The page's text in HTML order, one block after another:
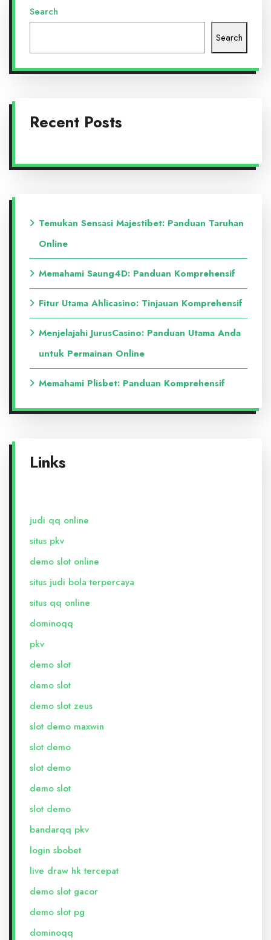
Search
Search
Recent Posts
Temukan Sensasi Majestibet: Panduan Taruhan
Online
Memahami Saung4D: Panduan Komprehensif
Fitur Utama Ahlicasino: Tinjauan Komprehensif
Menjelajahi JurusCasino: Panduan Utama Anda
untuk Permainan Online
Memahami Plisbet: Panduan Komprehensif
Links
judi qq online
situs pkv
demo slot online
situs judi bola terpercaya
situs qq online
dominoqq
pkv
demo slot
demo slot
demo slot zeus
slot demo maxwin
slot demo
slot demo
demo slot
slot demo
bandarqq pkv
login sbobet
live draw hk tercepat
demo slot gacor
demo slot pg
dominoqq